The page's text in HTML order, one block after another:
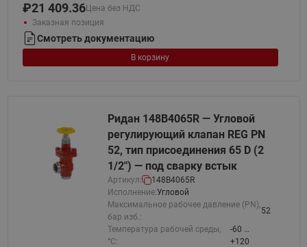
₽21 409.36Цена без НДС
Заказная позиция
Смотреть документацию
В корзину
Ридан 148B4065R — Угловой
регулирующий клапан REG PN
52, тип присоединения 65 D (2
1/2") — под сварку встык
Артикул:
148B4065R
Исполнение:Угловой
Максимальное рабочее давление (PN),
бар изб.:
52
Температура рабочей среды,
°С:
-60 …
+120